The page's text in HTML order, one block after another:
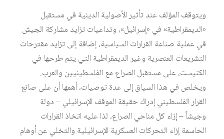
ويتوقف المؤلف عند تأثير الأصولية الدينية في مستقبل
«الديمقراطية» في «إسرائيل»، وتداعيات تزايد مشاركة الجيش
في عملية صناعة القرارات السياسية، إضافة إلى تزايد مقترحات
التشريعات العنصرية وغير الديمقراطية التي يتم طرحها في
الكنيست، على مستقبل الصراع مع الفلسطينيين والعرب.
ويخلص في هذا السياق إلى عدة توصيات، أهمها أن على صانع
القرار الفلسطيني إدراك حقيقة الموقف الإسرائيلي – دولة
وجيشاً – إزاء كل مناحي الصراع، لذا عليه اتخاذ القرارات
الحاسمة إزاء التحركات العسكرية الإسرائيلية والتخلي عن أوهام